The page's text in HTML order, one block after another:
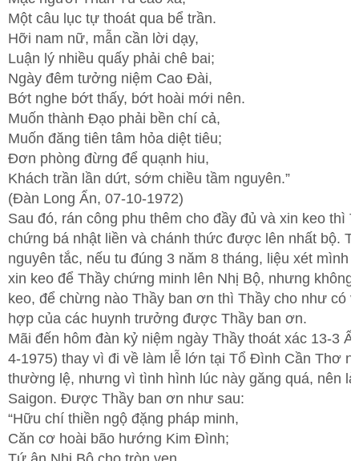
Một câu lục tự thoát qua bể trần.
Hỡi nam nữ, mẫn cần lời dạy,
Luận lý nhiều quấy phải chê bai;
Ngày đêm tưởng niệm Cao Đài,
Bớt nghe bớt thấy, bớt hoài mới nên.
Muốn thành Đạo phải bền chí cả,
Muốn đăng tiên tâm hỏa diệt tiêu;
Đơn phòng đừng để quạnh hiu,
Khách trần lần dứt, sớm chiều tầm nguyên.”
(Đàn Long Ẩn, 07-10-1972)
Sau đó, rán công phu thêm cho đầy đủ và xin keo thì
chứng bá nhật liền và chánh thức được lên nhất bộ.
nguyên tắc, nếu tu đúng 3 năm 8 tháng, liệu xét mình
xin keo để Thầy chứng minh lên Nhị Bộ, nhưng không
keo, để chừng nào Thầy ban ơn thì Thầy cho như có
hợp của các huynh trưởng được Thầy ban ơn.
Mãi đến hôm đàn kỷ niệm ngày Thầy thoát xác 13-3
4-1975) thay vì đi về làm lễ lớn tại Tổ Đình Cần Thơ
thường lệ, nhưng vì tình hình lúc này găng quá, nên
Saigon. Được Thầy ban ơn như sau:
“Hữu chí thiền ngộ đặng pháp minh,
Căn cơ hoài bão hướng Kim Đình;